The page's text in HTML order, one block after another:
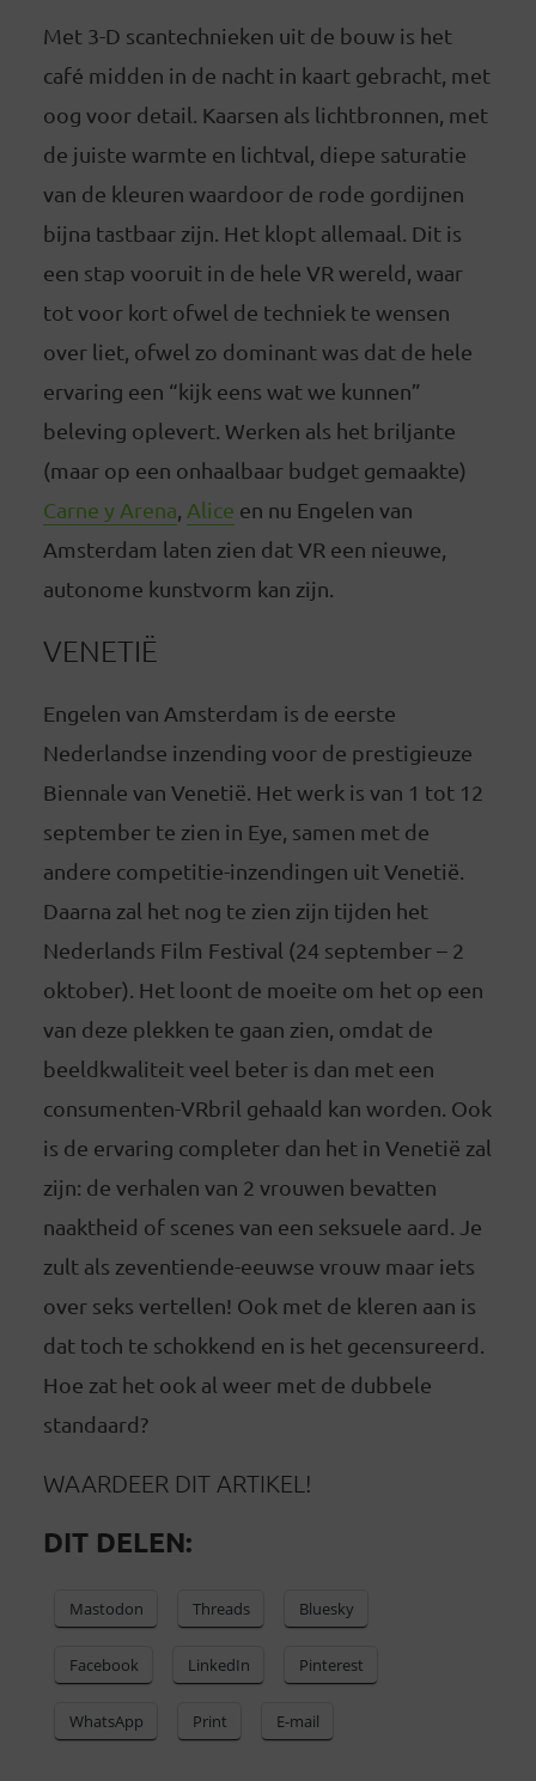
Met 3-D scantechnieken uit de bouw is het
café midden in de nacht in kaart gebracht, met
oog voor detail. Kaarsen als lichtbronnen, met
de juiste warmte en lichtval, diepe saturatie
van de kleuren waardoor de rode gordijnen
bijna tastbaar zijn. Het klopt allemaal. Dit is
een stap vooruit in de hele VR wereld, waar
tot voor kort ofwel de techniek te wensen
over liet, ofwel zo dominant was dat de hele
ervaring een “kijk eens wat we kunnen”
beleving oplevert. Werken als het briljante
(maar op een onhaalbaar budget gemaakte)
Carne y Arena Alice en nu Engelen van
Amsterdam laten zien dat VR een nieuwe,
autonome kunstvorm kan zijn.
VENETIË
Engelen van Amsterdam is de eerste
Nederlandse inzending voor de prestigieuze
Biennale van Venetië. Het werk is van 1 tot 12
september te zien in Eye, samen met de
andere competitie-inzendingen uit Venetië.
Daarna zal het nog te zien zijn tijden het
Nederlands Film Festival (24 september – 2
oktober). Het loont de moeite om het op een
van deze plekken te gaan zien, omdat de
beeldkwaliteit veel beter is dan met een
consumenten-VRbril gehaald kan worden. Ook
is de ervaring completer dan het in Venetië zal
zijn: de verhalen van 2 vrouwen bevatten
naaktheid of scenes van een seksuele aard. Je
zult als zeventiende-eeuwse vrouw maar iets
over seks vertellen! Ook met de kleren aan is
dat toch te schokkend en is het gecensureerd.
Hoe zat het ook al weer met de dubbele
standaard?
WAARDEER DIT ARTIKEL!
DIT DELEN:
Mastodon Threads Bluesky
Facebook LinkedIn Pinterest
WhatsApp Print E-mail